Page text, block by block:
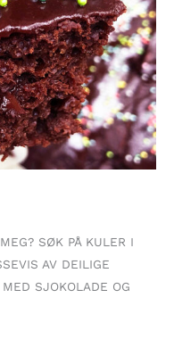
SØK PÅ KULER I
AV DEILIGE
MED SJOKOLADE OG